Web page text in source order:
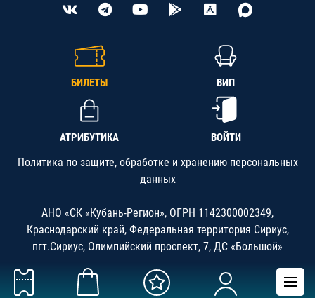
БИЛЕТЫ ВИП
АТРИБУТИКА ВОЙТИ
Политика по защите, обработке и хранению персональных
данных
АНО «СК «Кубань-Регион», ОГРН 1142300002349,
Краснодарский край, Федеральная территория Сириус,
пгт.Сириус, Олимпийский проспект, 7, ДС «Большой»